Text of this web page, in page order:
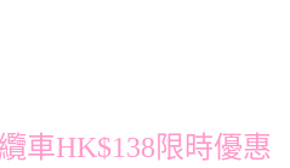
車HK$138限時優惠